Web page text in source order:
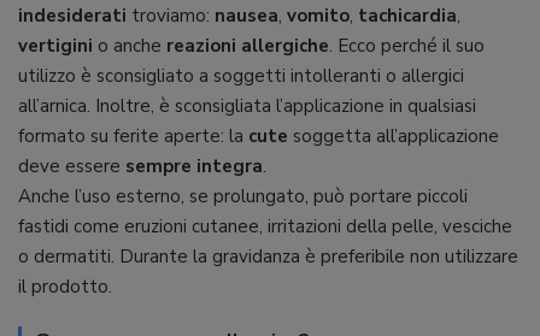
indesiderati troviamo: nausea, vomito, tachicardia,
vertigini o anche reazioni allergiche. Ecco perché il suo
utilizzo è sconsigliato a soggetti intolleranti o allergici
all’arnica. Inoltre, è sconsigliata l’applicazione in qualsiasi
formato su ferite aperte: la cute soggetta all’applicazione
deve essere sempre integra.
Anche l’uso esterno, se prolungato, può portare piccoli
fastidi come eruzioni cutanee, irritazioni della pelle, vesciche
o dermatiti. Durante la gravidanza è preferibile non utilizzare
il prodotto.